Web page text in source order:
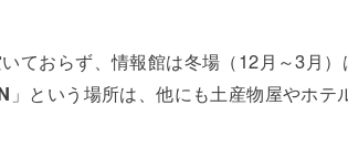
ておらず、情報館は冬場（12月～3月
」という場所は、他にも土産物屋やホ